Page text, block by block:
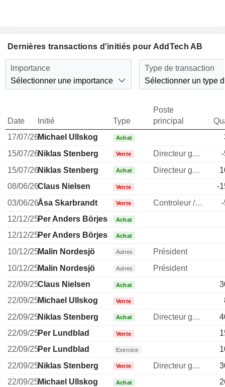
Dernières transactions d'initiés pour AddTech AB
Importance
Sélectionner une importance
Type de transaction
Sélectionner un type
Date Initié Type
Poste
principal
17/07/26Michael Ullskog Achat
15/07/26Niklas Stenberg Vente Directeur general
15/07/26Niklas Stenberg Achat Directeur general
08/06/26Claus Nielsen Vente
-
03/06/26Åsa Skarbrandt Vente Controleur / auditeur
12/12/25Per Anders BörjessonAchat
12/12/25Per Anders BörjessonAchat
10/12/25Malin Nordesjö Autres
Président
10/12/25Malin Nordesjö Autres
Président
22/09/25Claus Nielsen Achat
22/09/25Michael Ullskog Vente
22/09/25Niklas Stenberg Achat Directeur general
22/09/25Per Lundblad Vente
22/09/25Per Lundblad Exercice
22/09/25Niklas Stenberg Vente Directeur general
22/09/25Michael Ullskog Achat